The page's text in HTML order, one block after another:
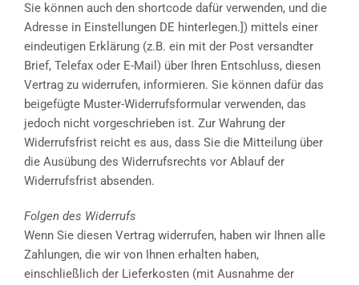
Sie können auch den shortcode dafür verwenden, und die
Adresse in Einstellungen DE hinterlegen.]) mittels einer
eindeutigen Erklärung (z.B. ein mit der Post versandter
Brief, Telefax oder E-Mail) über Ihren Entschluss, diesen
Vertrag zu widerrufen, informieren. Sie können dafür das
beigefügte Muster-Widerrufsformular verwenden, das
jedoch nicht vorgeschrieben ist. Zur Wahrung der
Widerrufsfrist reicht es aus, dass Sie die Mitteilung über
die Ausübung des Widerrufsrechts vor Ablauf der
Widerrufsfrist absenden.
Folgen des Widerrufs
Wenn Sie diesen Vertrag widerrufen, haben wir Ihnen alle
Zahlungen, die wir von Ihnen erhalten haben,
einschließlich der Lieferkosten (mit Ausnahme der